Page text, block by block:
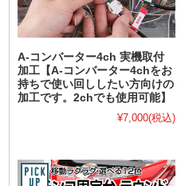
A-コンバーター4ch 実機取付
加工【A-コンバーター4chをお
持ちで使い回ししたい方向けの
加工です。2chでも使用可能】
¥7,000(税込)